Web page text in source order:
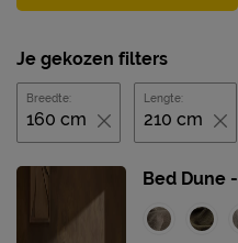
Je gekozen filters
Breedte:
160 cm
Lengte:
210 cm
Bed Dune